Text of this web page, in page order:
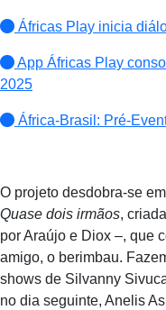
Áfricas Play inicia
App Áfricas Play
2025
África-Brasil: Pré-
O projeto desdobra-se
Quase dois irmãos,
por Araújo e Diox –, que
amigo, o berimbau.
shows de Silvanny
no dia seguinte, Anelis